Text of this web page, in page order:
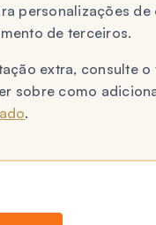
personalizações de
de terceiros.
extra, consulte
sobre como
.